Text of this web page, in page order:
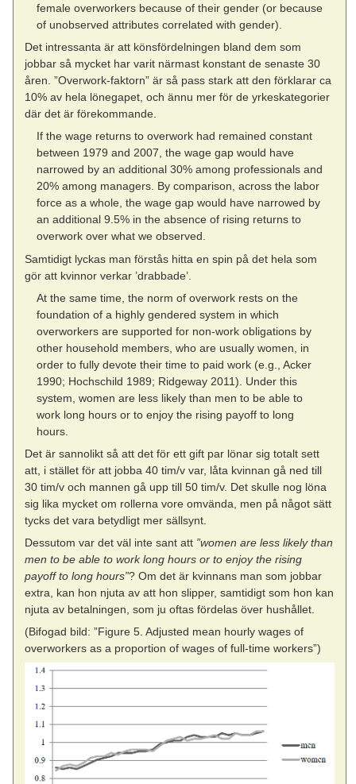
female overworkers because of their gender (or because
of unobserved attributes correlated with gender).
Det intressanta är att könsfördelningen bland dem som
jobbar så mycket har varit närmast konstant de senaste 30
åren. ”Overwork-faktorn” är så pass stark att den förklarar ca
10% av hela lönegapet, och ännu mer för de yrkeskategorier
där det är förekommande.
If the wage returns to overwork had remained constant
between 1979 and 2007, the wage gap would have
narrowed by an additional 30% among professionals and
20% among managers. By comparison, across the labor
force as a whole, the wage gap would have narrowed by
an additional 9.5% in the absence of rising returns to
overwork over what we observed.
Samtidigt lyckas man förstås hitta en spin på det hela som
gör att kvinnor verkar ’drabbade’.
At the same time, the norm of overwork rests on the
foundation of a highly gendered system in which
overworkers are supported for non-work obligations by
other household members, who are usually women, in
order to fully devote their time to paid work (e.g., Acker
1990; Hochschild 1989; Ridgeway 2011). Under this
system, women are less likely than men to be able to
work long hours or to enjoy the rising payoff to long
hours.
Det är sannolikt så att det för ett gift par lönar sig totalt sett
att, i stället för att jobba 40 tim/v var, låta kvinnan gå ned till
30 tim/v och mannen gå upp till 50 tim/v. Det skulle nog löna
sig lika mycket om rollerna vore omvända, men på något sätt
tycks det vara betydligt mer sällsynt.
Dessutom var det väl inte sant att ”women are less likely than
men to be able to work long hours or to enjoy the rising
payoff to long hours”? Om det är kvinnans man som jobbar
extra, kan hon njuta av att hon slipper, samtidigt som hon kan
njuta av betalningen, som ju oftas fördelas över hushållet.
(Bifogad bild: ”Figure 5. Adjusted mean hourly wages of
overworkers as a proportion of wages of full-time workers”)